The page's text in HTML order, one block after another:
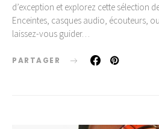
d’exception et explorez cette sélection
Enceintes, casques audio, écouteurs,
laissez-vous guider…
PARTAGER